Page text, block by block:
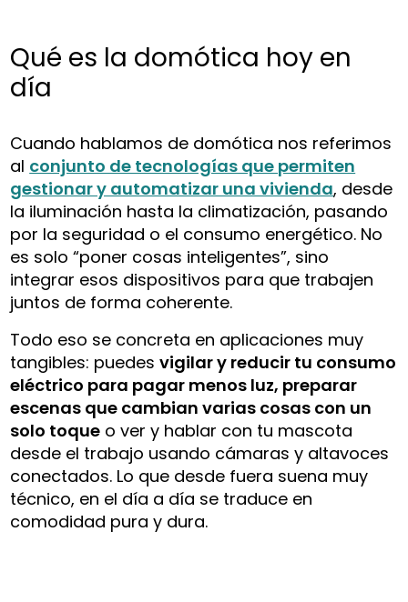
Qué es la domótica hoy en
día
Cuando hablamos de domótica nos referimos
al conjunto de tecnologías que permiten
gestionar y automatizar una vivienda, desde
la iluminación hasta la climatización, pasando
por la seguridad o el consumo energético. No
es solo “poner cosas inteligentes”, sino
integrar esos dispositivos para que trabajen
juntos de forma coherente.
Todo eso se concreta en aplicaciones muy
tangibles: puedesvigilar y reducir tu consumo
eléctrico para pagar menos luz, preparar
escenas que cambian varias cosas con un
solo toque o ver y hablar con tu mascota
desde el trabajo usando cámaras y altavoces
conectados. Lo que desde fuera suena muy
técnico, en el día a día se traduce en
comodidad pura y dura.